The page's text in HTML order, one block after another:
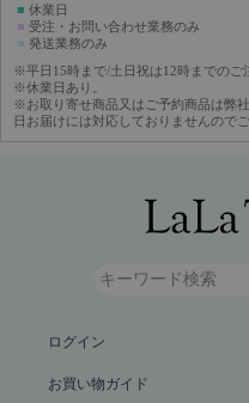
■ 休業日
■ 受注・お問い合わせ業務のみ
■ 発送業務のみ
※平日15時まで/土日祝は12時までのご
※休業日あり。
※お取り寄せ商品又はご予約商品は弊
日お届けには対応しておりませんので
ログイン
お買い物ガイド